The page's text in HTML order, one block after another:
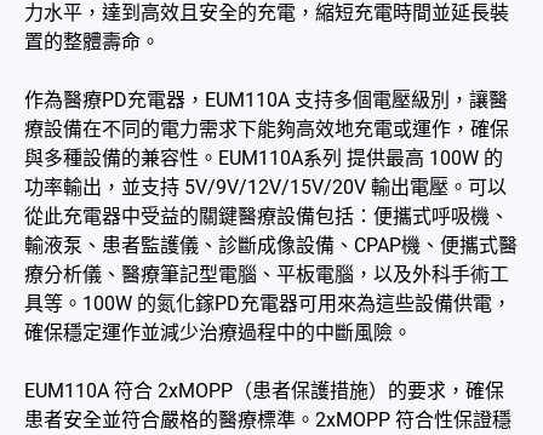
力水平，達到高效且安全的充電，縮短充電時間並延長裝
置的整體壽命。
作為醫療PD充電器，EUM110A 支持多個電壓級別，讓醫
療設備在不同的電力需求下能夠高效地充電或運作，確保
與多種設備的兼容性。EUM110A系列 提供最高 100W 的
功率輸出，並支持 5V/9V/12V/15V/20V 輸出電壓。可以
從此充電器中受益的關鍵醫療設備包括：便攜式呼吸機、
輸液泵、患者監護儀、診斷成像設備、CPAP機、便攜式醫
療分析儀、醫療筆記型電腦、平板電腦，以及外科手術工
具等。100W 的氮化鎵PD充電器可用來為這些設備供電，
確保穩定運作並減少治療過程中的中斷風險。
EUM110A 符合 2xMOPP（患者保護措施）的要求，確保
患者安全並符合嚴格的醫療標準。2xMOPP 符合性保證穩